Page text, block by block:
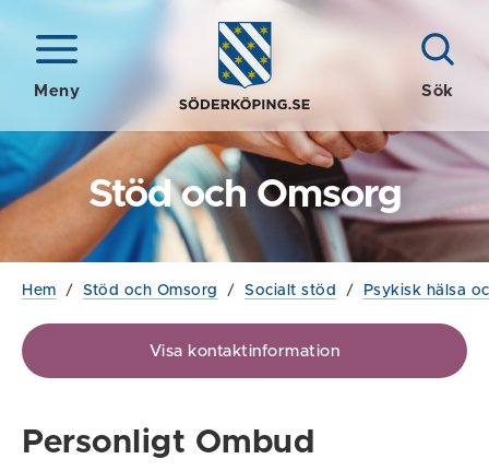
Meny Sök
Stöd och Omsorg
Hem / Stöd och Omsorg / Socialt stöd / Psykisk hälsa
Visa kontaktinformation
Personligt Ombud